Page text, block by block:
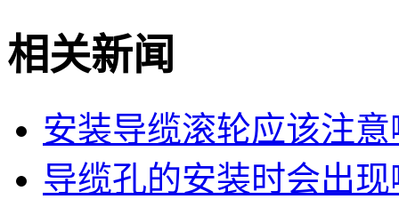
相关新闻
安装导缆滚轮应该注
导缆孔的安装时会出